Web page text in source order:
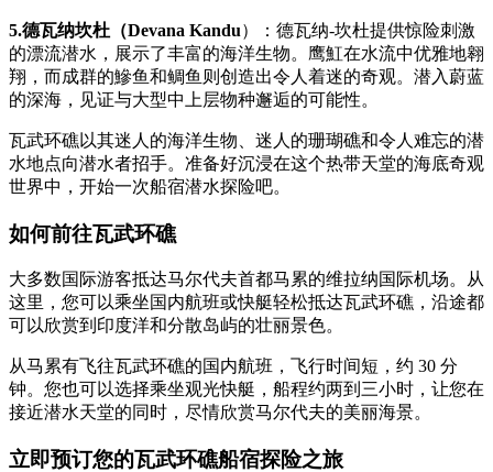
5.德瓦纳坎杜（Devana Kandu）：德瓦纳-坎杜提供惊险刺激
的漂流潜水，展示了丰富的海洋生物。鹰魟在水流中优雅地翱
翔，而成群的鰺鱼和鲷鱼则创造出令人着迷的奇观。潜入蔚蓝
的深海，见证与大型中上层物种邂逅的可能性。
瓦武环礁以其迷人的海洋生物、迷人的珊瑚礁和令人难忘的潜
水地点向潜水者招手。准备好沉浸在这个热带天堂的海底奇观
世界中，开始一次船宿潜水探险吧。
如何前往瓦武环礁
大多数国际游客抵达马尔代夫首都马累的维拉纳国际机场。从
这里，您可以乘坐国内航班或快艇轻松抵达瓦武环礁，沿途都
可以欣赏到印度洋和分散岛屿的壮丽景色。
从马累有飞往瓦武环礁的国内航班，飞行时间短，约 30 分
钟。您也可以选择乘坐观光快艇，船程约两到三小时，让您在
接近潜水天堂的同时，尽情欣赏马尔代夫的美丽海景。
立即预订您的瓦武环礁船宿探险之旅